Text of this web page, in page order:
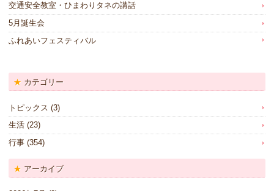
交通安全教室・ひまわりタネの講話
5月誕生会
ふれあいフェスティバル
カテゴリー
トピックス (3)
生活 (23)
行事 (354)
アーカイブ